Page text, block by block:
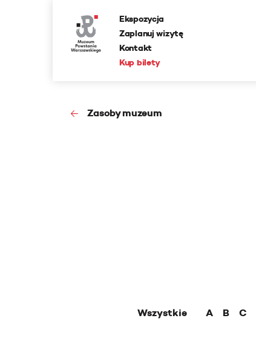
Ekspozycja
Zaplanuj wizytę
Kontakt
Kup bilety
Zasoby muzeum
Wszystkie A B C